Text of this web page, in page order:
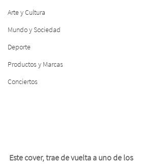
Arte y Cultura
Mundo y Sociedad
Deporte
Productos y Marcas
Conciertos
Este cover, trae de vuelta a uno de los